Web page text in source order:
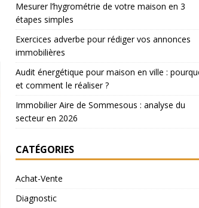
Mesurer l’hygrométrie de votre maison en 3
étapes simples
Exercices adverbe pour rédiger vos annonces
immobilières
Audit énergétique pour maison en ville :
et comment le réaliser ?
Immobilier Aire de Sommesous : analyse du
secteur en 2026
CATÉGORIES
Achat-Vente
Diagnostic